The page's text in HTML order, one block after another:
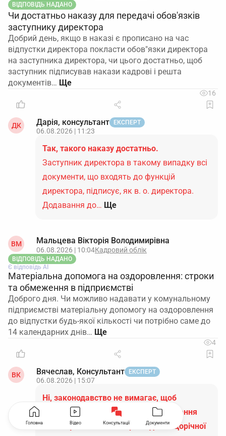
ВІДПОВІДЬ НАДАНО
Чи достатньо наказу для передачі обов'язків
заступнику директора
Добрий день, якщо в наказі є прописано на час
відпустки директора покласти обов"язки директора
на заступника директора, чи цього достатньо, щоб
заступник підписував накази кадрові і решта
документів…
16
ДК Дарія, консультант ЕКСПЕРТ
06.08.2026 | 11:23
Так, такого наказу достатньо.
Заступник директора в такому випадку всі
документи, що входять до функцій
директора, підписує, як в. о. директора.
Додавання до… Ще
ВМ Мальцева Вікторія Володимирівна
06.08.2026 | 10:04Кадровий облік
ВІДПОВІДЬ НАДАНО
Є відповідь АІ
Матеріальна допомога на оздоровлення: строки
та обмеження в підприємстві
Доброго дня. Чи можливо надавати у комунальному
підприємстві матеріальну допомогу на оздоровлення
до відпустки будь-якої кількості чи потрібно саме до
14 календарних днів…
4
ВК Вячеслав, Консультант ЕКСПЕРТ
06.08.2026 | 15:07
Ні, законодавство не вимагає, щоб
матеріальна допомога на оздоровлення
виплачувалася лише при наданні щорічної
Головна Відео Консультації Документи